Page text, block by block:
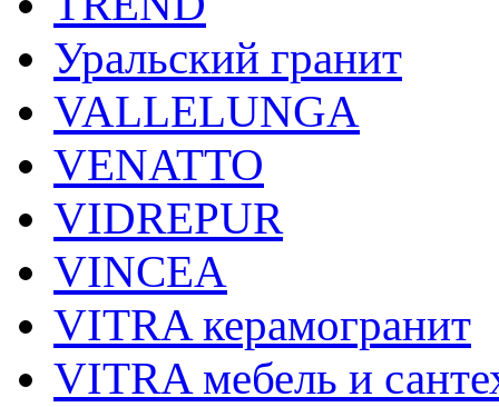
Уральский гранит
VALLELUNGA
VENATTO
VIDREPUR
VINCEA
VITRA керамогранит
VITRA мебель и